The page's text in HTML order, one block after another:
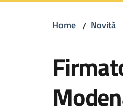
Home / Novità